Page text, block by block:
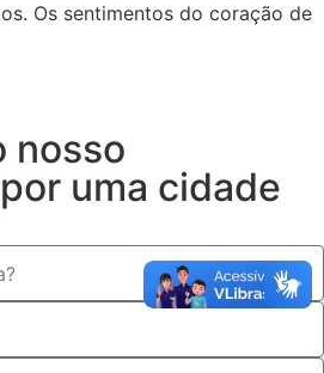
Os sentimentos do coração de
nosso
uma cidade